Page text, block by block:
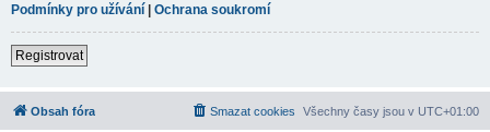
Podmínky pro užívání | Ochrana soukromí
Registrovat
Obsah fóra Všechny časy jsou v UTC+01:00
Smazat cookies